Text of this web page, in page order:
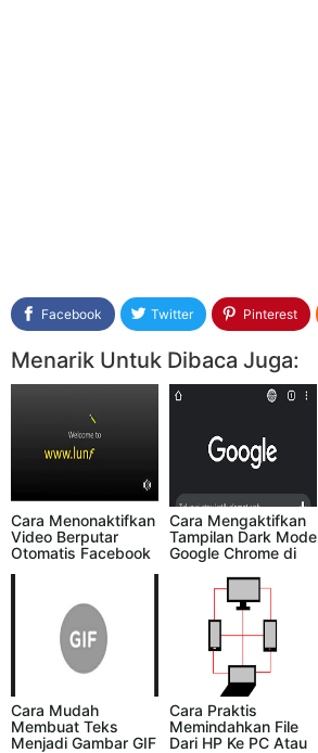
Facebook Twitter Pinterest
Menarik Untuk Dibaca Juga:
Cara Menonaktifkan
Video Berputar
Otomatis Facebook
Cara Mengaktifkan
Tampilan Dark Mode
Google Chrome di
Cara Mudah
Membuat Teks
Menjadi Gambar GIF
Cara Praktis
Memindahkan File
Dari HP Ke PC Atau